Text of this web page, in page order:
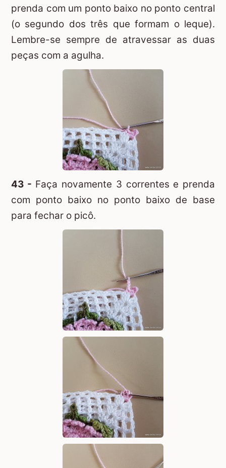
prenda com um ponto baixo no ponto central
(o segundo dos três que formam o leque).
Lembre-se sempre de atravessar as duas
peças com a agulha.
43 - Faça novamente 3 correntes e prenda
com ponto baixo no ponto baixo de base
para fechar o picô.